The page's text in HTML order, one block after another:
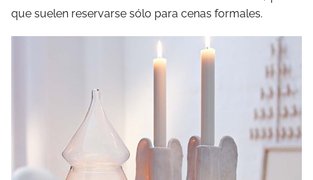
que suelen reservarse sólo para cenas formales.